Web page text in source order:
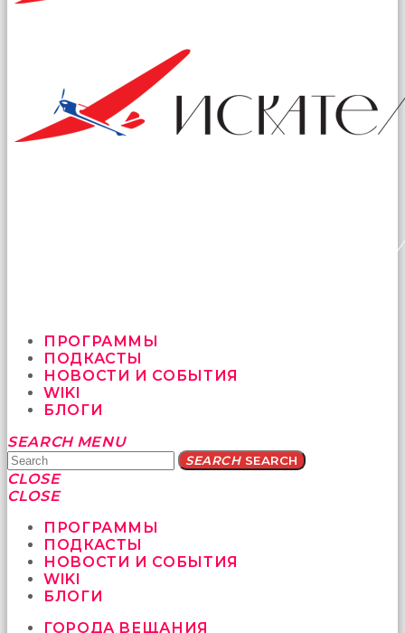
ПРОГРАММЫ
ПОДКАСТЫ
НОВОСТИ И СОБЫТИЯ
WIKI
БЛОГИ
Yatağa
bile
geçmeye
fırsat
sikici
kocalar
güzel
karıları
SEARCH MENU
SEARCHSEARCH
CLOSE
CLOSE
ПРОГРАММЫ
ПОДКАСТЫ
НОВОСТИ И СОБЫТИЯ
WIKI
БЛОГИ
ГОРОДА ВЕЩАНИЯ